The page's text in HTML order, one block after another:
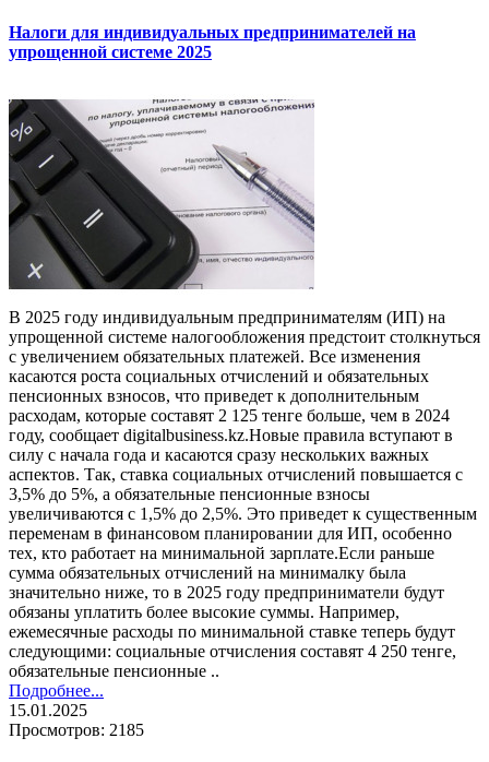
Налоги для индивидуальных предпринимателей на
упрощенной системе 2025
В 2025 году индивидуальным предпринимателям (ИП) на
упрощенной системе налогообложения предстоит столкнуться
с увеличением обязательных платежей. Все изменения
касаются роста социальных отчислений и обязательных
пенсионных взносов, что приведет к дополнительным
расходам, которые составят 2 125 тенге больше, чем в 2024
году, сообщает digitalbusiness.kz.Новые правила вступают в
силу с начала года и касаются сразу нескольких важных
аспектов. Так, ставка социальных отчислений повышается с
3,5% до 5%, а обязательные пенсионные взносы
увеличиваются с 1,5% до 2,5%. Это приведет к существенным
переменам в финансовом планировании для ИП, особенно
тех, кто работает на минимальной зарплате.Если раньше
сумма обязательных отчислений на минималку была
значительно ниже, то в 2025 году предприниматели будут
обязаны уплатить более высокие суммы. Например,
ежемесячные расходы по минимальной ставке теперь будут
следующими: социальные отчисления составят 4 250 тенге,
обязательные пенсионные ..
Подробнее...
15.01.2025
Просмотров: 2185